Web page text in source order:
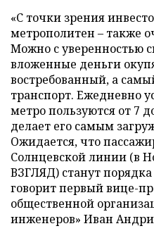
«С точки зрения
метрополитен – также
Можно с уверенностью
вложенные деньги
востребованный, а
транспорт. Ежедневно
метро пользуются от 7
делает его самым
Ожидается, что
Солнцевской линии (в
ВЗГЛЯД) станут
говорит первый вице-
общественной
инженеров» Иван